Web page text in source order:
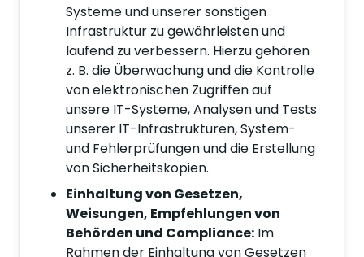
Systeme und unserer sonstigen
Infrastruktur zu gewährleisten und
laufend zu verbessern. Hierzu gehören
z. B. die Überwachung und die Kontrolle
von elektronischen Zugriffen auf
unsere IT-Systeme, Analysen und Tests
unserer IT-Infrastrukturen, System-
und Fehlerprüfungen und die Erstellung
von Sicherheitskopien.
Einhaltung von Gesetzen,
Weisungen, Empfehlungen von
Behörden und Compliance: Im
Rahmen der Einhaltung von Gesetzen